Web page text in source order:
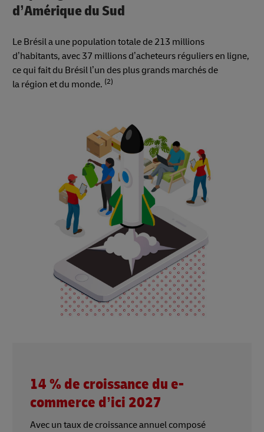
d’Amérique du Sud
Le Brésil a une population totale de 213 millions
d’habitants, avec 37 millions d’acheteurs réguliers en ligne,
ce qui fait du Brésil l’un des plus grands marchés de
la région et du monde. (2)
14 % de croissance du e-
commerce d’ici 2027
Avec un taux de croissance annuel composé